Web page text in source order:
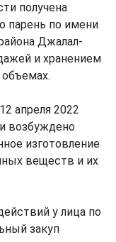
получена
парень по имени
Джалал-
и хранением
апреля 2022
возбуждено
изготовление
веществ и их
у лица по
закуп